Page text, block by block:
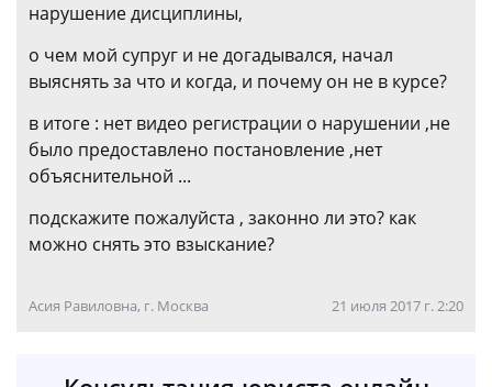
нарушение дисциплины,
о чем мой супруг и не догадывался, начал
выяснять за что и когда, и почему он не в курсе?
в итоге : нет видео регистрации о нарушении ,не
было предоставлено постановление ,нет
объяснительной ...
подскажите пожалуйста , законно ли это? как
можно снять это взыскание?
Асия Равиловна, г. Москва 21 июля 2017 г. 2:20